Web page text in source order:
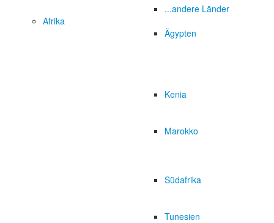
...andere Länder
Afrika
Ägypten
Kenia
Marokko
Südafrika
Tunesien